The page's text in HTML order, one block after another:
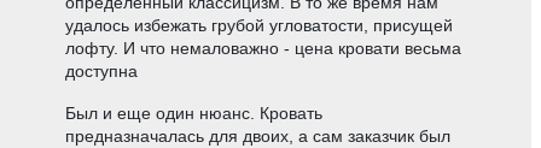
удалось избежать грубой угловатости, присущей
лофту. И что немаловажно - цена кровати весьма
доступна
Был и еще один нюанс. Кровать
предназначалась для двоих, а сам заказчик был